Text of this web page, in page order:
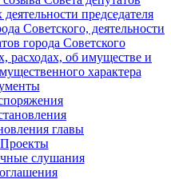
деятельности председателя
Советского, деятельности
города Советского
расходах, об имуществе и
характера
главы
Проекты
слушания